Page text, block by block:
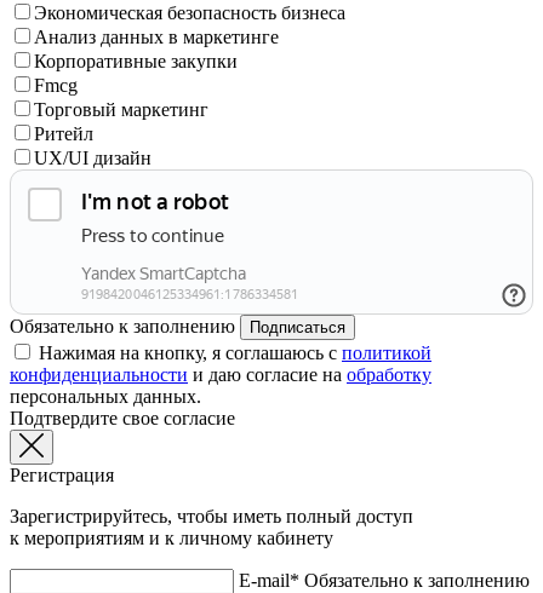
Экономическая безопасность бизнеса
Анализ данных в маркетинге
Корпоративные закупки
Fmcg
Торговый маркетинг
Ритейл
UX/UI дизайн
Обязательно к заполнению Подписаться
Нажимая на кнопку, я соглашаюсь с политикой
конфиденциальности и даю согласие на обработку
персональных данных.
Подтвердите свое согласие
Регистрация
Зарегистрируйтесь, чтобы иметь полный доступ
к мероприятиям и к личному кабинету
E-mail* Обязательно к заполнению